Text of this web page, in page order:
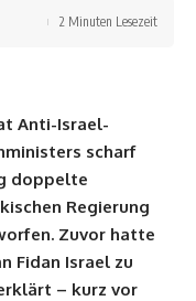
2 Minuten Lesezeit
Anti-Israel-
scharf
doppelte
Regierung
Zuvor hatte
Fidan Israel zu
– kurz vor